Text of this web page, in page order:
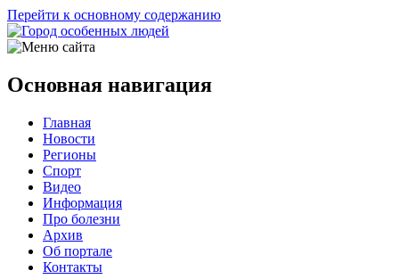
Перейти к основному содержанию
Основная навигация
Главная
Новости
Регионы
Спорт
Видео
Информация
Про болезни
Архив
Об портале
Контакты